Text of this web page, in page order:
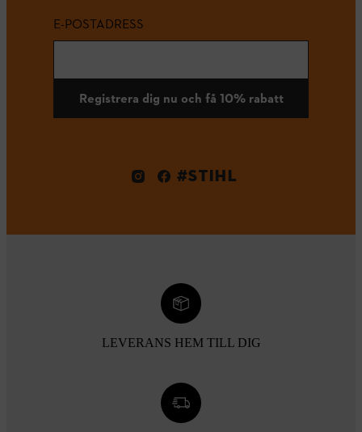
E-POSTADRESS
Registrera dig nu och få 10% rabatt
#STIHL
LEVERANS HEM TILL DIG